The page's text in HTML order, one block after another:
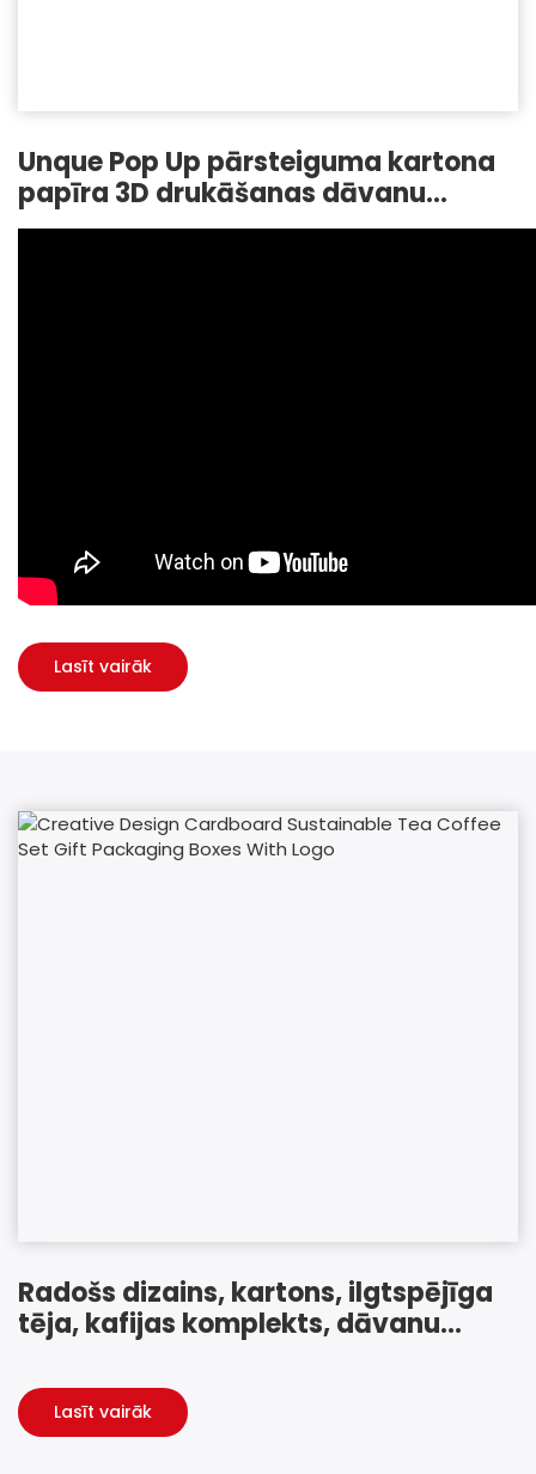
Unque Pop Up pārsteiguma kartona
papīra 3D drukāšanas dāvanu
iepakojuma kaste
Lasīt vairāk
Radošs dizains, kartons, ilgtspējīga
tēja, kafijas komplekts, dāvanu
Lasīt vairāk